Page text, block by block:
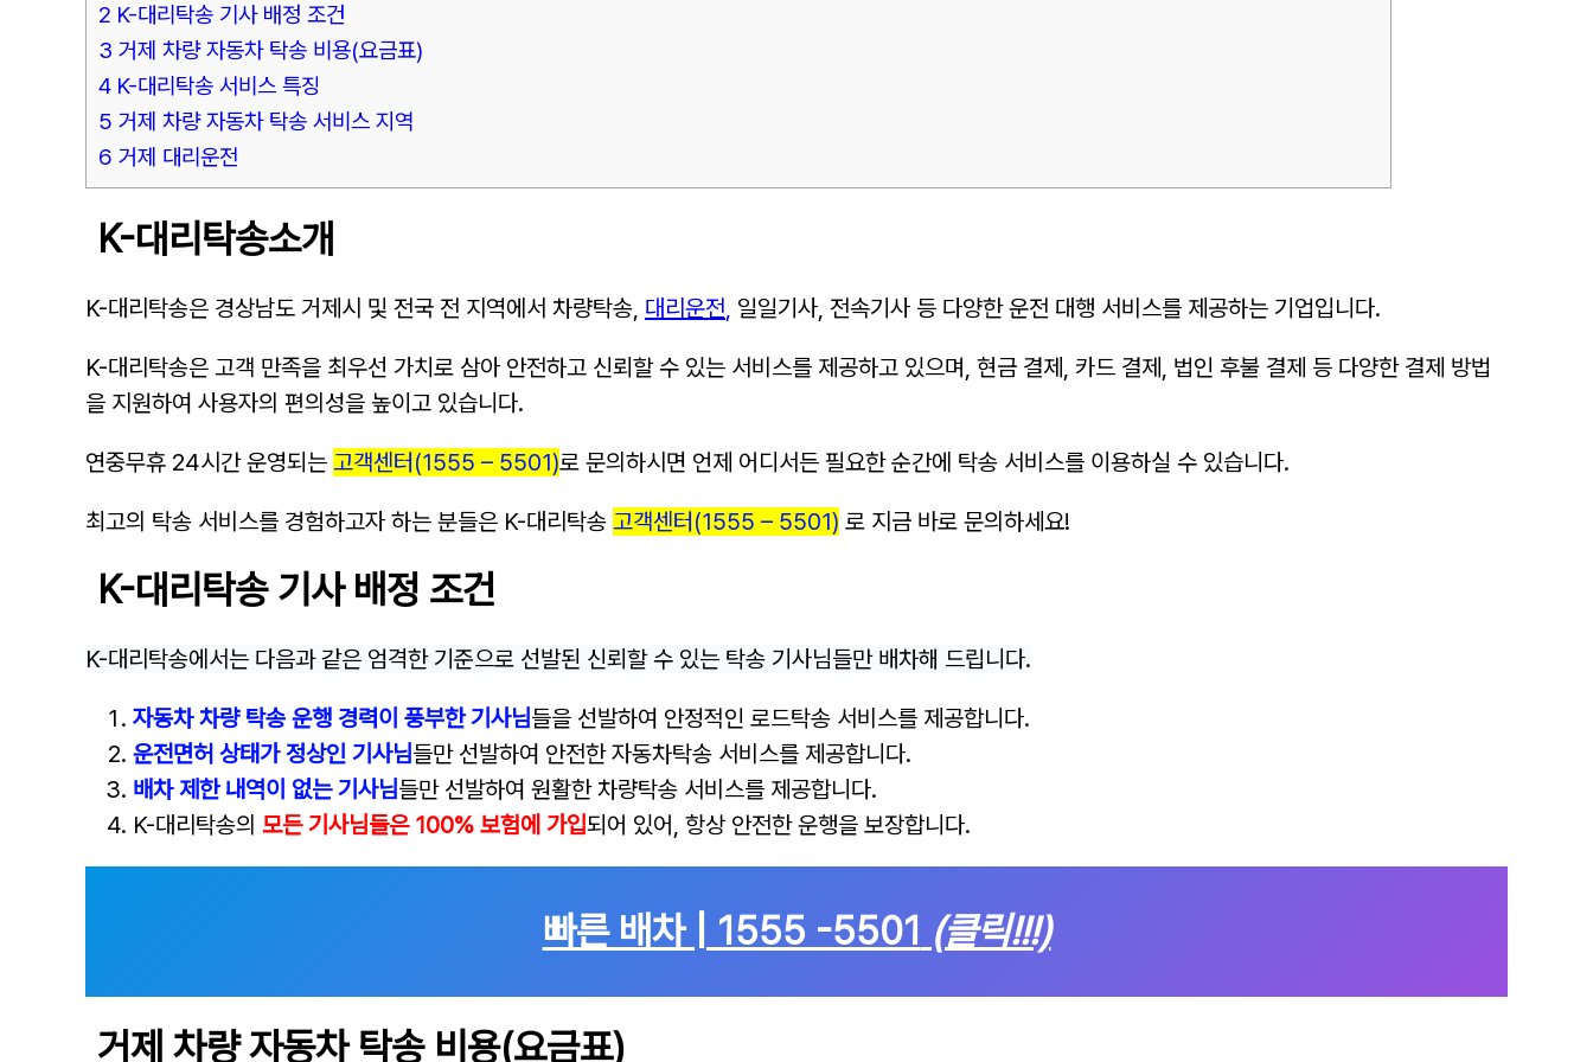
2 K-대리탁송 기사 배정 조건
3 거제 차량 자동차 탁송 비용(요금표)
4 K-대리탁송 서비스 특징
5 거제 차량 자동차 탁송 서비스 지역
6 거제 대리운전
K-대리탁송소개
K-대리탁송은 경상남도 거제시 및 전국 전 지역에서 차량탁송, 대리운전, 일일기사, 전속기사 등 다양한 운전 대행 서비스를 제공하는 기업입니다.
K-대리탁송은 고객 만족을 최우선 가치로 삼아 안전하고 신뢰할 수 있는 서비스를 제공하고 있으며, 현금 결제, 카드 결제, 법인 후불 결제 등 다양한 결제 방법
을 지원하여 사용자의 편의성을 높이고 있습니다.
연중무휴 24시간 운영되는 고객센터(1555 – 5501)로 문의하시면 언제 어디서든 필요한 순간에 탁송 서비스를 이용하실 수 있습니다.
최고의 탁송 서비스를 경험하고자 하는 분들은 K-대리탁송 고객센터(1555 – 5501) 로 지금 바로 문의하세요!
K-대리탁송 기사 배정 조건
K-대리탁송에서는 다음과 같은 엄격한 기준으로 선발된 신뢰할 수 있는 탁송 기사님들만 배차해 드립니다.
자동차 차량 탁송 운행 경력이 풍부한 기사님들을 선발하여 안정적인 로드탁송 서비스를 제공합니다.
운전면허 상태가 정상인 기사님들만 선발하여 안전한 자동차탁송 서비스를 제공합니다.
배차 제한 내역이 없는 기사님들만 선발하여 원활한 차량탁송 서비스를 제공합니다.
K-대리탁송의 모든 기사님들은 100% 보험에 가입되어 있어, 항상 안전한 운행을 보장합니다.
빠른 배차 | 1555 -5501 (클릭!!!)
거제 차량 자동차 탁송 비용(요금표)